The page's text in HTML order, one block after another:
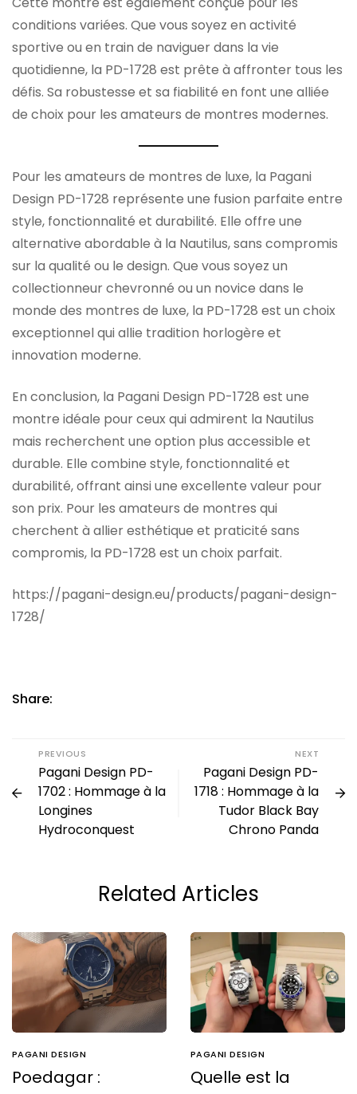
conditions variées. Que vous soyez en activité
sportive ou en train de naviguer dans la vie
quotidienne, la PD-1728 est prête à affronter tous les
défis. Sa robustesse et sa fiabilité en font une alliée
de choix pour les amateurs de montres modernes.
Pour les amateurs de montres de luxe, la Pagani
Design PD-1728 représente une fusion parfaite entre
style, fonctionnalité et durabilité. Elle offre une
alternative abordable à la Nautilus, sans compromis
sur la qualité ou le design. Que vous soyez un
collectionneur chevronné ou un novice dans le
monde des montres de luxe, la PD-1728 est un choix
exceptionnel qui allie tradition horlogère et
innovation moderne.
En conclusion, la Pagani Design PD-1728 est une
montre idéale pour ceux qui admirent la Nautilus
mais recherchent une option plus accessible et
durable. Elle combine style, fonctionnalité et
durabilité, offrant ainsi une excellente valeur pour
son prix. Pour les amateurs de montres qui
cherchent à allier esthétique et praticité sans
compromis, la PD-1728 est un choix parfait.
https://pagani-design.eu/products/pagani-design-
1728/
Share:
PREVIOUS
Pagani Design PD-
1702 : Hommage à la
Longines
Hydroconquest
NEXT
Pagani Design PD-
1718 : Hommage à la
Tudor Black Bay
Chrono Panda
Related Articles
PAGANI DESIGN
Poedagar :
PAGANI DESIGN
Quelle est la